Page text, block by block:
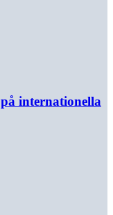
internationella